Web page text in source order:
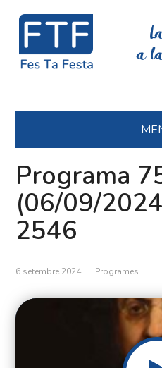
a
Programa
(06/09/
2546
6 setembre 2024 Programes